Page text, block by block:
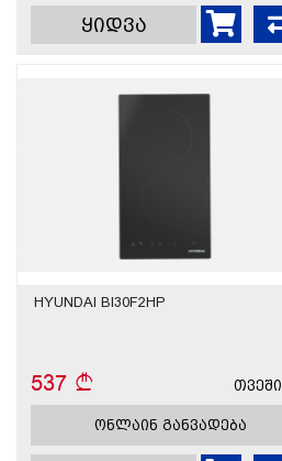
ყიდვა
HYUNDAI BI30F2HP
537 თვეში
ონლაინ განვადება